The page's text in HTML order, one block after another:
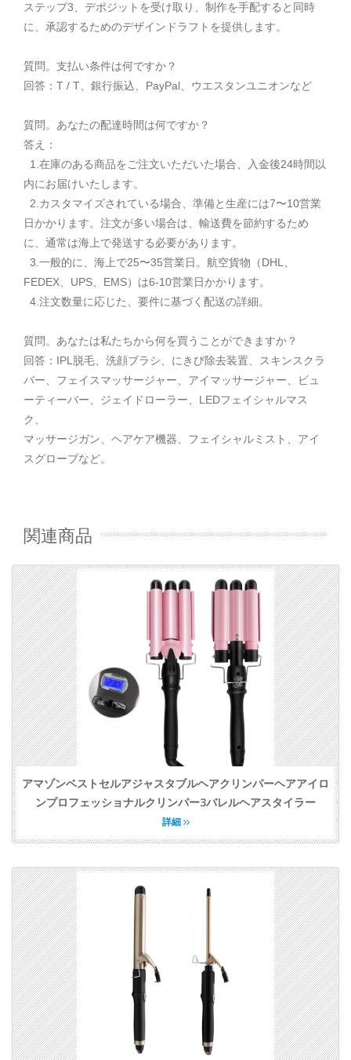
ステップ3、デポジットを受け取り、制作を手配すると同時
に、承認するためのデザインドラフトを提供します。
質問。支払い条件は何ですか？
回答：T / T、銀行振込、PayPal、ウエスタンユニオンなど
質問。あなたの配達時間は何ですか？
答え：
1.在庫のある商品をご注文いただいた場合、入金後24時間以
内にお届けいたします。
2.カスタマイズされている場合、準備と生産には7〜10営業
日かかります。注文が多い場合は、輸送費を節約するため
に、通常は海上で発送する必要があります。
3.一般的に、海上で25〜35営業日。航空貨物（DHL、
FEDEX、UPS、EMS）は6-10営業日かかります。
4.注文数量に応じた、要件に基づく配送の詳細。
質問。あなたは私たちから何を買うことができますか？
回答：IPL脱毛、洗顔ブラシ、にきび除去装置、スキンスクラ
バー、フェイスマッサージャー、アイマッサージャー、ビュ
ーティーバー、ジェイドローラー、LEDフェイシャルマス
ク、
マッサージガン、ヘアケア機器、フェイシャルミスト、アイ
スグローブなど。
関連商品
アマゾンベストセルアジャスタブルヘアクリンパーヘアアイロ
ンプロフェッショナルクリンパー3バレルヘアスタイラー
詳細